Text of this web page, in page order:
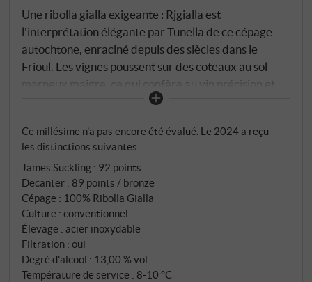
Une ribolla gialla exigeante : Rjgialla est
l'interprétation élégante par Tunella de ce cépage
autochtone, enraciné depuis des siècles dans le
Frioul. Les vignes poussent sur des coteaux au sol
marneux maigre, ce qui confère au vin précision et
fraîcheur. Il est d'un jaune paille lumineux avec des
zeste de citron, pêche blanche, miel de fleurs, poire
et un soupçon d'épices herbacées. En bouche, il est
élancé mais plein de caractère, avec une acidité vive,
un fruité délicat et une finale claire et légèrement
salée. Un vin blanc frais et fin au profil régional –
idéal pour la cuisine légère d'été. SUPERIORE.DE
Ce millésime n’a pas encore été évalué. Le 2024 a reçu
les distinctions suivantes:
James Suckling : 92 points
Decanter : 89 points / bronze
Cépage : 100% Ribolla Gialla
Culture : conventionnel
Élevage : acier inoxydable
Filtration : oui
Degré d'alcool : 13,00 % vol
Température de service : 8‑10 °C